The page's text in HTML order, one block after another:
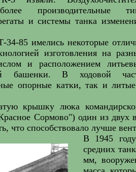
производительные
и системы танка
34-85 имелись некоторые
изготовления на
и расположением
башенки. В ходовой
опорные катки, так и
крышку люка
Сормово") один из
что способствовало лучше
В 1945
средних
мм,